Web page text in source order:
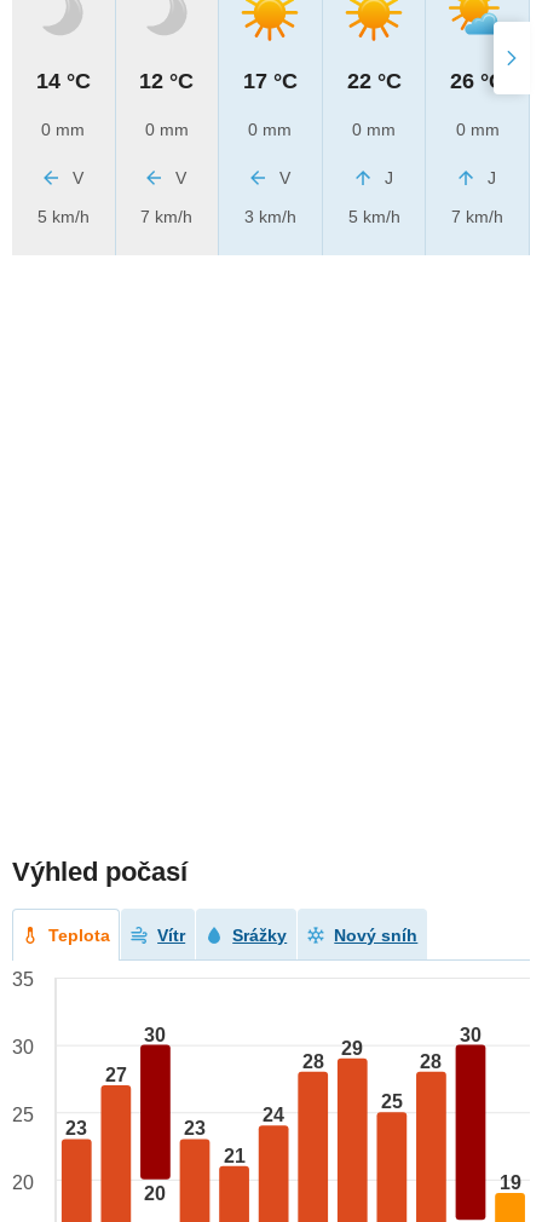
14 °C
0 mm
V
5 km/h
12 °C
0 mm
V
7 km/h
17 °C
0 mm
V
3 km/h
22 °C
0 mm
J
5 km/h
26 °C
0 mm
J
7 km/h
Výhled počasí
Teplota Vítr Srážky Nový sníh
23
27
30
20
23
21
24
28
29
25
28
30
19
35
30
25
20